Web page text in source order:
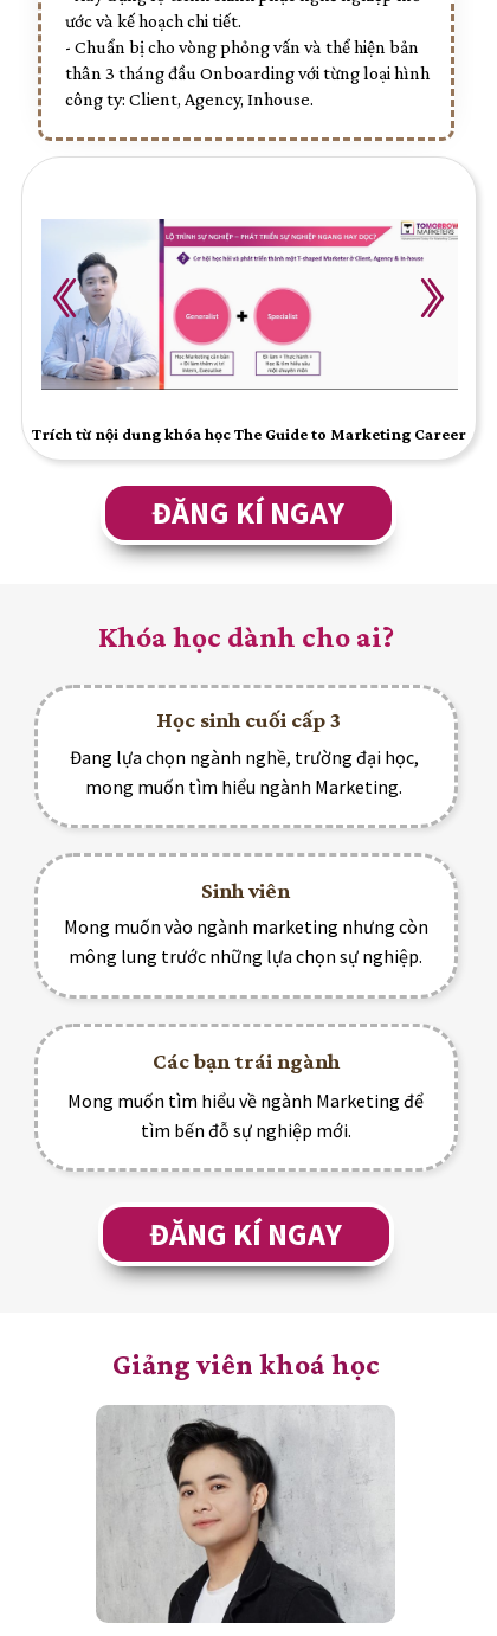
ĐĂNG KÍ NGAY
Trích từ nội dung khóa học The Guide to Marketing Career
ước và kế hoạch chi tiết.
- Chuẩn bị cho vòng phỏng vấn và thể hiện bản
thân 3 tháng đầu Onboarding với từng loại hình
công ty: Client, Agency, Inhouse.
Khóa học dành cho ai?
ĐĂNG KÍ NGAY
Đang lựa chọn ngành nghề, trường đại học,
mong muốn tìm hiểu ngành Marketing.
Học sinh cuối cấp 3
Mong muốn vào ngành marketing nhưng còn
mông lung trước những lựa chọn sự nghiệp.
Sinh viên
Mong muốn tìm hiểu về ngành Marketing để
tìm bến đỗ sự nghiệp mới.
Các bạn trái ngành
Giảng viên khoá học